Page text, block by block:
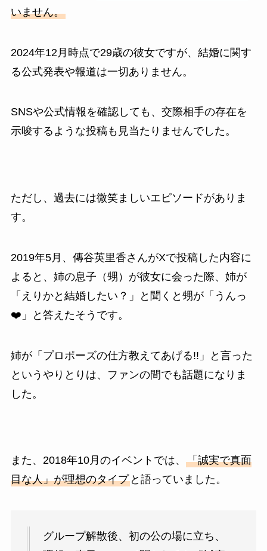
いません。
2024年12月時点で29歳の彼女ですが、結婚に関す
る公式発表や報道は一切ありません。
SNSや公式情報を確認しても、交際相手の存在を
示唆するような投稿も見当たりませんでした。
ただし、過去には微笑ましいエピソードがありま
す。
2019年5月、傳谷英里香さんがXで投稿した内容に
よると、姉の息子（甥）が彼女に会った際、姉が
「えりかと結婚したい？」と聞くと甥が「うんっ
❤️」と答えたそうです。
姉が「プロポーズの仕方教えてあげる!!」と言った
というやりとりは、ファンの間でも話題になりま
した。
また、2018年10月のイベントでは、 「誠実で真面
目な人」が理想のタイプと語っていました。
グループ解散後、初の公の場に立ち、